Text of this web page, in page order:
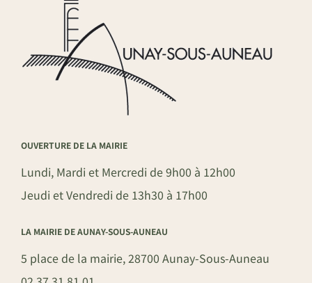
OUVERTURE DE LA MAIRIE
Lundi, Mardi et Mercredi de 9h00 à 12h00
Jeudi et Vendredi de 13h30 à 17h00
LA MAIRIE DE AUNAY-SOUS-AUNEAU
5 place de la mairie, 28700 Aunay-Sous-Auneau